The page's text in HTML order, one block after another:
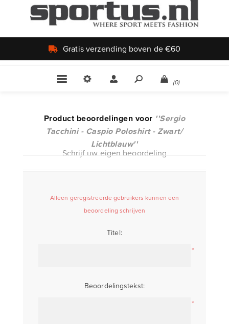
Gratis verzending boven de €60
(0)
Product beoordelingen voor
Sergio
Tacchini - Caspio Poloshirt - Zwart/
Lichtblauw
Schrijf uw eigen beoordeling
Alleen geregistreerde gebruikers kunnen een
beoordeling schrijven
Titel:
*
Beoordelingstekst:
*